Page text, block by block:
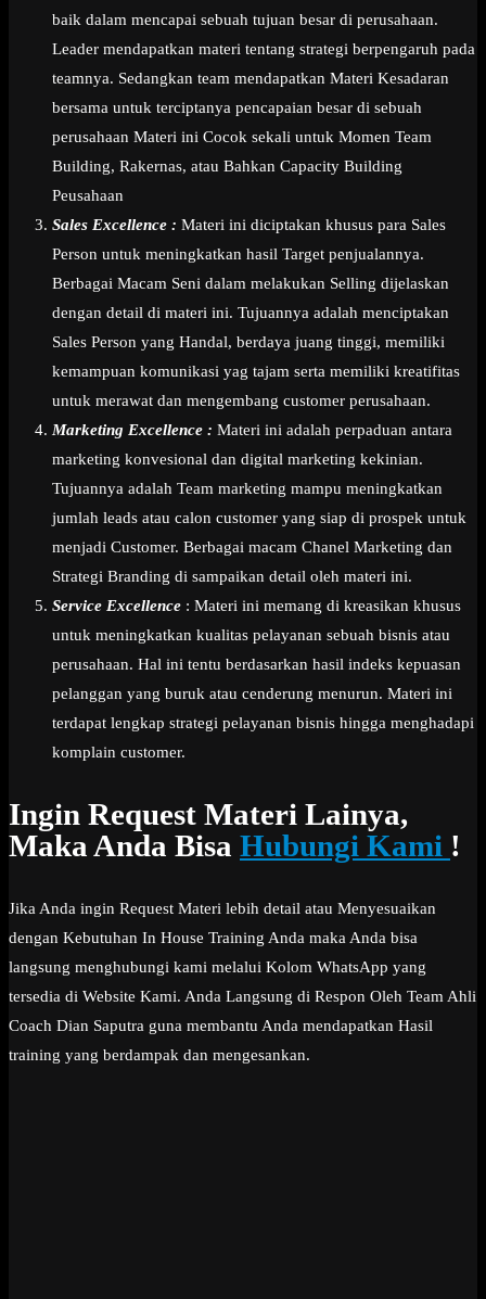
baik dalam mencapai sebuah tujuan besar di perusahaan.
Leader mendapatkan materi tentang strategi berpengaruh pada
teamnya. Sedangkan team mendapatkan Materi Kesadaran
bersama untuk terciptanya pencapaian besar di sebuah
perusahaan Materi ini Cocok sekali untuk Momen Team
Building, Rakernas, atau Bahkan Capacity Building
Peusahaan
Sales Excellence : Materi ini diciptakan khusus para Sales
Person untuk meningkatkan hasil Target penjualannya.
Berbagai Macam Seni dalam melakukan Selling dijelaskan
dengan detail di materi ini. Tujuannya adalah menciptakan
Sales Person yang Handal, berdaya juang tinggi, memiliki
kemampuan komunikasi yag tajam serta memiliki kreatifitas
untuk merawat dan mengembang customer perusahaan.
Marketing Excellence : Materi ini adalah perpaduan antara
marketing konvesional dan digital marketing kekinian.
Tujuannya adalah Team marketing mampu meningkatkan
jumlah leads atau calon customer yang siap di prospek untuk
menjadi Customer. Berbagai macam Chanel Marketing dan
Strategi Branding di sampaikan detail oleh materi ini.
Service Excellence : Materi ini memang di kreasikan khusus
untuk meningkatkan kualitas pelayanan sebuah bisnis atau
perusahaan. Hal ini tentu berdasarkan hasil indeks kepuasan
pelanggan yang buruk atau cenderung menurun. Materi ini
terdapat lengkap strategi pelayanan bisnis hingga menghadapi
komplain customer.
Ingin Request Materi Lainya,
Maka Anda Bisa Hubungi Kami !
Jika Anda ingin Request Materi lebih detail atau Menyesuaikan
dengan Kebutuhan In House Training Anda maka Anda bisa
langsung menghubungi kami melalui Kolom WhatsApp yang
tersedia di Website Kami. Anda Langsung di Respon Oleh Team Ahli
Coach Dian Saputra guna membantu Anda mendapatkan Hasil
training yang berdampak dan mengesankan.